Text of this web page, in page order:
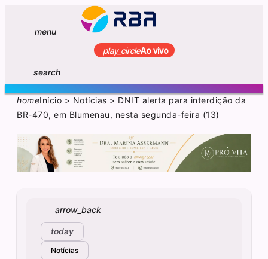
menu
play_circleAo vivo
search
homeInício > Notícias > DNIT alerta para interdição da
BR-470, em Blumenau, nesta segunda-feira (13)
arrow_back
today
Notícias